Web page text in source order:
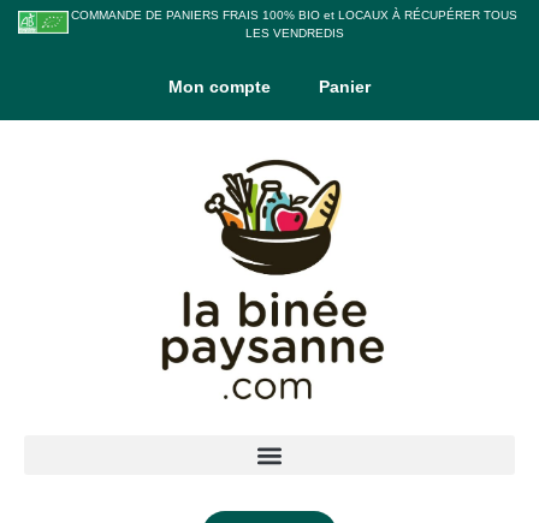
COMMANDE DE PANIERS FRAIS 100% BIO et LOCAUX À RÉCUPÉRER TOUS
LES VENDREDIS
Mon compte Panier